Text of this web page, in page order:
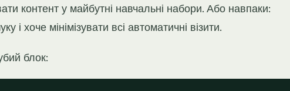
контент у майбутні навчальні набори. Або навпаки:
і хоче мінімізувати всі автоматичні візити.
блок: